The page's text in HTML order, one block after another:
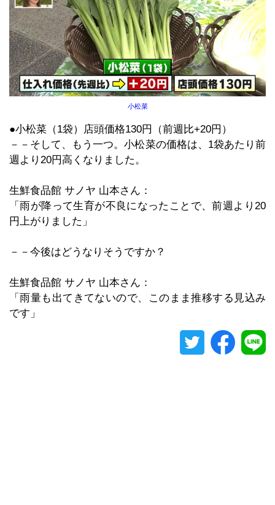
小松菜
●小松菜（1袋）店頭価格130円（前週比+20円）
－－そして、もう一つ。小松菜の価格は、1袋あたり前
週より20円高くなりました。
生鮮食品館 サノヤ 山本さん：
「雨が降って生育が不良になったことで、前週より20
円上がりました」
－－今後はどうなりそうですか？
生鮮食品館 サノヤ 山本さん：
「雨量も出てきてないので、このまま推移する見込み
です」